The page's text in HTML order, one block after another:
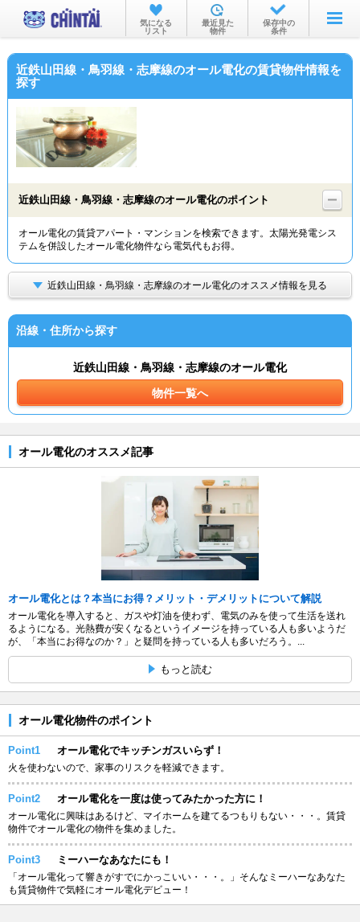
お部屋を探す
沿線・駅から
不動産会社から
TOP
気になる
リスト
最近見た
物件
保存中の
条件
近鉄山田線・鳥羽線・志摩線のオール電化の賃貸物件情報を
探す
近鉄山田線・鳥羽線・志摩線のオール電化のポイント
オール電化の賃貸アパート・マンションを検索できます。太陽光発電シス
テムを併設したオール電化物件なら電気代もお得。
近鉄山田線・鳥羽線・志摩線のオール電化のオススメ情報を見る
沿線・住所から探す
近鉄山田線・鳥羽線・志摩線のオール電化
物件一覧へ
オール電化のオススメ記事
オール電化とは？本当にお得？メリット・デメリットについて解説
オール電化を導入すると、ガスや灯油を使わず、電気のみを使って生活を送れ
るようになる。光熱費が安くなるというイメージを持っている人も多いようだ
が、「本当にお得なのか？」と疑問を持っている人も多いだろう。...
もっと読む
オール電化物件のポイント
Point1 オール電化でキッチンガスいらず！
火を使わないので、家事のリスクを軽減できます。
Point2 オール電化を一度は使ってみたかった方に！
オール電化に興味はあるけど、マイホームを建てるつもりもない・・・。賃貸
物件でオール電化の物件を集めました。
Point3 ミーハーなあなたにも！
「オール電化って響きがすでにかっこいい・・・。」そんなミーハーなあなた
も賃貸物件で気軽にオール電化デビュー！